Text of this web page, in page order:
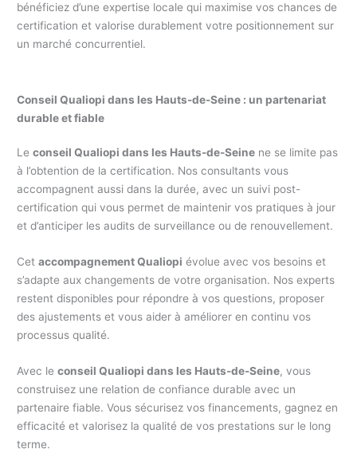
bénéficiez d’une expertise locale qui maximise vos chances de
certification et valorise durablement votre positionnement sur
un marché concurrentiel.
Conseil Qualiopi dans les Hauts-de-Seine : un partenariat
durable et fiable
Leconseil Qualiopi dans les Hauts-de-Seine ne se limite pas
à l’obtention de la certification. Nos consultants vous
accompagnent aussi dans la durée, avec un suivi post-
certification qui vous permet de maintenir vos pratiques à jour
et d’anticiper les audits de surveillance ou de renouvellement.
Cetaccompagnement Qualiopi évolue avec vos besoins et
s’adapte aux changements de votre organisation. Nos experts
restent disponibles pour répondre à vos questions, proposer
des ajustements et vous aider à améliorer en continu vos
processus qualité.
Avec leconseil Qualiopi dans les Hauts-de-Seine, vous
construisez une relation de confiance durable avec un
partenaire fiable. Vous sécurisez vos financements, gagnez en
efficacité et valorisez la qualité de vos prestations sur le long
terme.